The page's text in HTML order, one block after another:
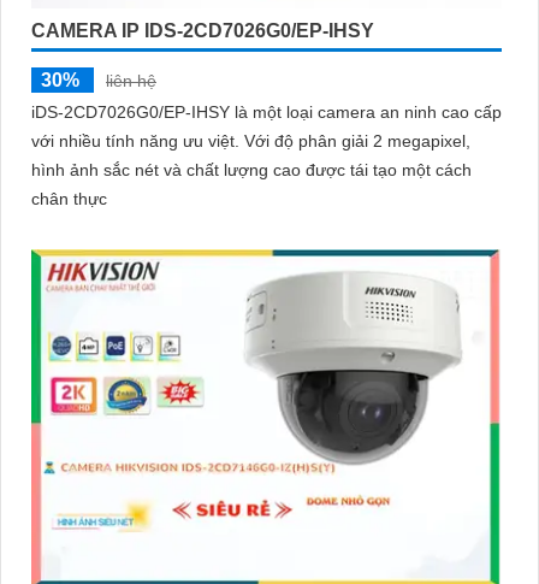
CAMERA IP IDS-2CD7026G0/EP-IHSY
30%
liên hệ
iDS-2CD7026G0/EP-IHSY là một loại camera an ninh cao cấp
với nhiều tính năng ưu việt. Với độ phân giải 2 megapixel,
hình ảnh sắc nét và chất lượng cao được tái tạo một cách
chân thực